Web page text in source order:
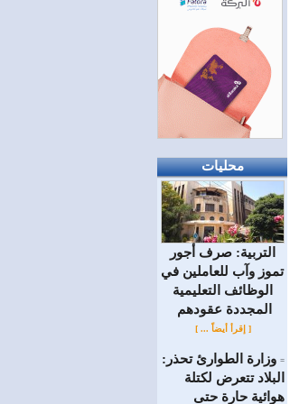
محليات
التربية: صرف أجور
تموز وآب للعاملين في
الوظائف ‏التعليمية
المجددة عقودهم ‏
[ إقرأ أيضاً ... ]
= وزارة الطوارئ تحذر:
البلاد تتعرض لكتلة
هوائية حارة حتى